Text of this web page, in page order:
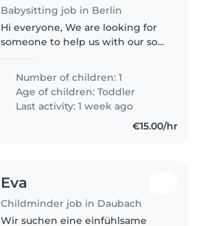
Babysitting job in Berlin
Hi everyone, We are looking for
someone to help us with our son
include pickup as his kita as well
as giving him dinner before..
Number of children: 1
Age of children:Toddler
Last activity: 1 week ago
€15.00/hr
Eva
Childminder job in Daubach
Wir suchen eine einfühlsame